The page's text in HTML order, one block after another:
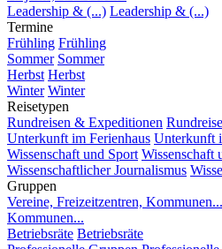
Leadership & (...) Leadership & (...)
Termine
Frühling Frühling
Sommer Sommer
Herbst Herbst
Winter Winter
Reisetypen
Rundreisen & Expeditionen
Unterkunft im Ferienhaus Unterkunft
Wissenschaft und Sport Wissenschaft
Wissenschaftlicher Journalismus
Gruppen
Vereine, Freizeitzentren, Kommunen...
Kommunen...
Betriebsräte Betriebsräte